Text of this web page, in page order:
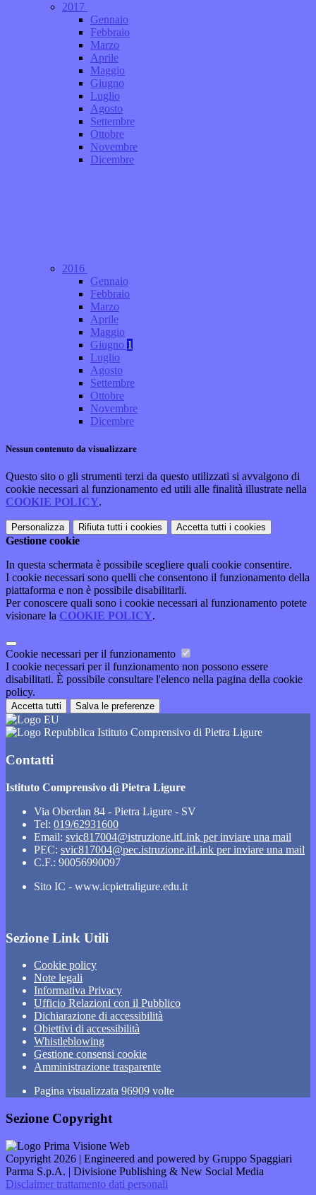
2017
Gennaio
Febbraio
Marzo
Aprile
Maggio
Giugno
Luglio
Agosto
Settembre
Ottobre
Novembre
Dicembre
2016
Gennaio
Febbraio
Marzo
Aprile
Maggio
Giugno 1
Luglio
Agosto
Settembre
Ottobre
Novembre
Dicembre
Nessun contenuto da visualizzare
Questo sito o gli strumenti terzi da questo utilizzati si avvalgono di
cookie necessari al funzionamento ed utili alle finalità illustrate nella
COOKIE POLICY.
Personalizza Rifiuta tutti i cookies Accetta tutti i cookies
Gestione cookie
In questa schermata è possibile scegliere quali cookie consentire.
I cookie necessari sono quelli che consentono il funzionamento della
piattaforma e non è possibile disabilitarli.
Per conoscere quali sono i cookie necessari al funzionamento potete
visionare la COOKIE POLICY.
Cookie necessari per il funzionamento
I cookie necessari per il funzionamento non possono essere
disabilitati. È possibile consultare l'elenco nella pagina della cookie
policy.
Accetta tutti Salva le preferenze
Istituto Comprensivo di Pietra Ligure
Contatti
Istituto Comprensivo di Pietra Ligure
Via Oberdan 84 - Pietra Ligure - SV
Tel: 019/62931600
Email: svic817004@istruzione.itLink per inviare una mail
PEC: svic817004@pec.istruzione.itLink per inviare una mail
C.F.: 90056990097
Sito IC - www.icpietraligure.edu.it
Sezione Link Utili
Cookie policy
Note legali
Informativa Privacy
Ufficio Relazioni con il Pubblico
Dichiarazione di accessibilità
Obiettivi di accessibilità
Whistleblowing
Gestione consensi cookie
Amministrazione trasparente
Pagina visualizzata 96909 volte
Sezione Copyright
Copyright 2026 | Engineered and powered by Gruppo Spaggiari
Parma S.p.A. | Divisione Publishing & New Social Media
Disclaimer trattamento dati personali